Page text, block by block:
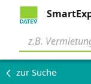
zur Suche